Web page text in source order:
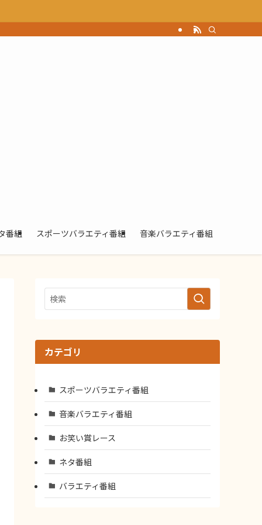
番組 スポーツバラエティ番組 音楽バラエティ番組
カテゴリ
スポーツバラエティ番組
音楽バラエティ番組
お笑い賞レース
ネタ番組
バラエティ番組